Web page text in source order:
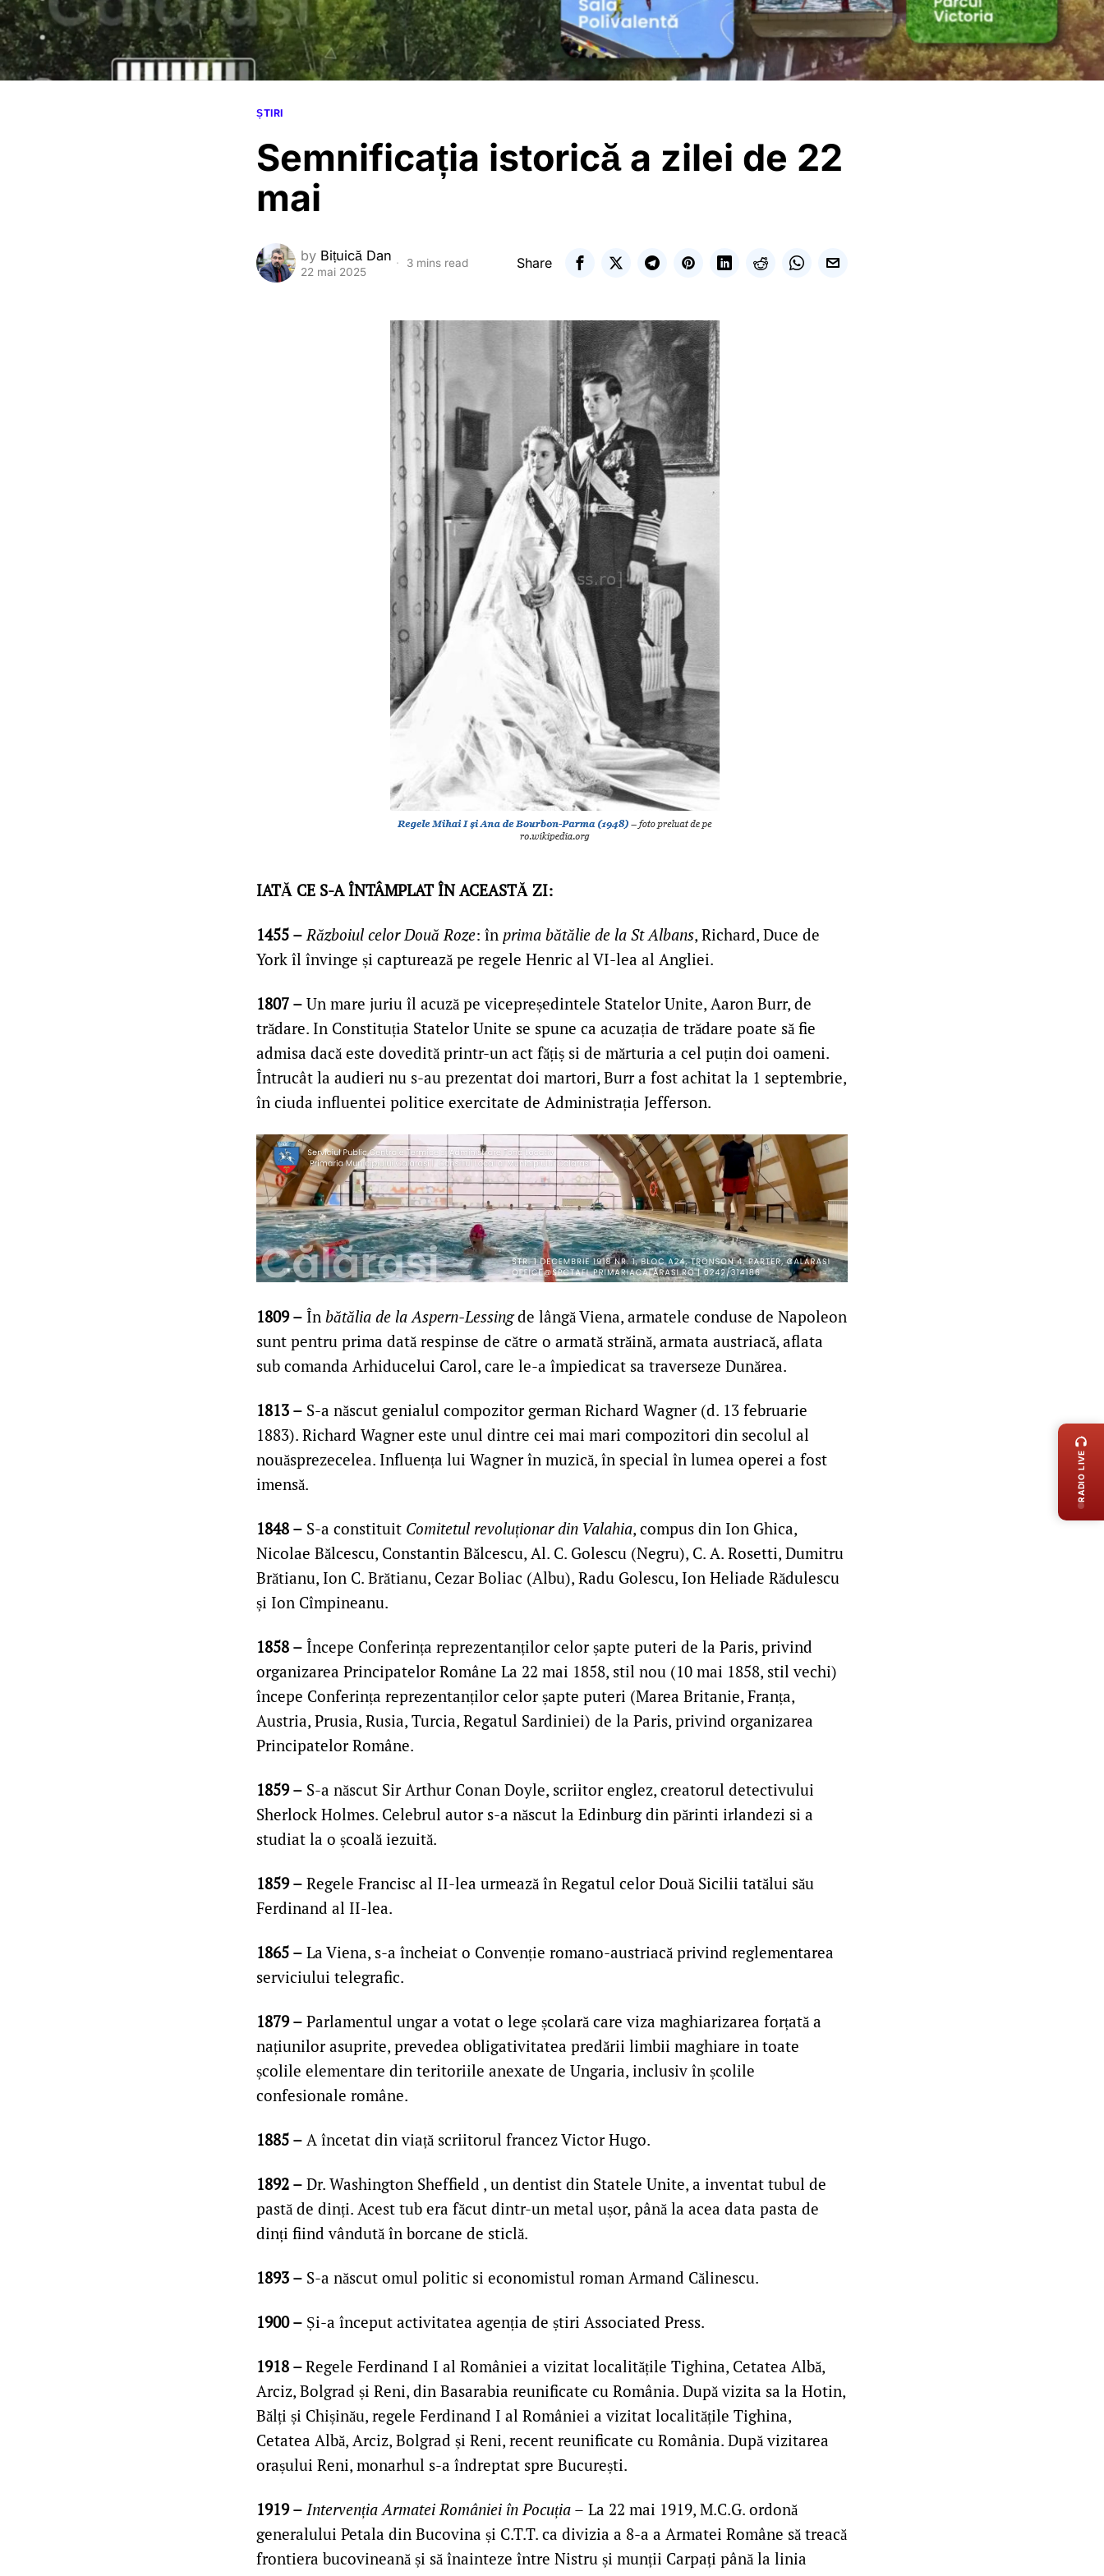
ȘTIRI
Semnificația istorică a zilei de 22
mai
by Bițuică Dan
22 mai 2025
3 mins read Share
IATĂ CE S-A ÎNTÂMPLAT ÎN ACEASTĂ ZI:
1455 – Războiul celor Două Roze: în prima bătălie de la St Albans, Richard, Duce de
York îl învinge și capturează pe regele Henric al VI-lea al Angliei.
1807 – Un mare juriu îl acuză pe vicepreședintele Statelor Unite, Aaron Burr, de
trădare. In Constituția Statelor Unite se spune ca acuzația de trădare poate să fie
admisa dacă este dovedită printr-un act fățiș si de mărturia a cel puțin doi oameni.
Întrucât la audieri nu s-au prezentat doi martori, Burr a fost achitat la 1 septembrie,
în ciuda influentei politice exercitate de Administrația Jefferson.
1809 – În bătălia de la Aspern-Lessingde lângă Viena, armatele conduse de Napoleon
sunt pentru prima dată respinse de către o armată străină, armata austriacă, aflata
sub comanda Arhiducelui Carol, care le-a împiedicat sa traverseze Dunărea.
1813 – S-a născut genialul compozitor german Richard Wagner (d. 13 februarie
1883). Richard Wagner este unul dintre cei mai mari compozitori din secolul al
nouăsprezecelea. Influența lui Wagner în muzică, în special în lumea operei a fost
imensă.
1848 – S-a constituit Comitetul revoluționar din Valahia, compus din Ion Ghica,
Nicolae Bălcescu, Constantin Bălcescu, Al. C. Golescu (Negru), C. A. Rosetti, Dumitru
Brătianu, Ion C. Brătianu, Cezar Boliac (Albu), Radu Golescu, Ion Heliade Rădulescu
și Ion Cîmpineanu.
1858 – Începe Conferința reprezentanților celor șapte puteri de la Paris, privind
organizarea Principatelor Române La 22 mai 1858, stil nou (10 mai 1858, stil vechi)
începe Conferința reprezentanților celor șapte puteri (Marea Britanie, Franța,
Austria, Prusia, Rusia, Turcia, Regatul Sardiniei) de la Paris, privind organizarea
Principatelor Române.
1859 – S-a născut Sir Arthur Conan Doyle, scriitor englez, creatorul detectivului
Sherlock Holmes. Celebrul autor s-a născut la Edinburg din părinti irlandezi si a
studiat la o școală iezuită.
1859 – Regele Francisc al II-lea urmează în Regatul celor Două Sicilii tatălui său
Ferdinand al II-lea.
1865 – La Viena, s-a încheiat o Convenție romano-austriacă privind reglementarea
serviciului telegrafic.
1879 – Parlamentul ungar a votat o lege școlară care viza maghiarizarea forțată a
națiunilor asuprite, prevedea obligativitatea predării limbii maghiare in toate
școlile elementare din teritoriile anexate de Ungaria, inclusiv în școlile
confesionale române.
1885 – A încetat din viață scriitorul francez Victor Hugo.
1892 – Dr. Washington Sheffield , un dentist din Statele Unite, a inventat tubul de
pastă de dinți. Acest tub era făcut dintr-un metal ușor, până la acea data pasta de
dinți fiind vândută în borcane de sticlă.
1893 – S-a născut omul politic si economistul roman Armand Călinescu.
1900 – Și-a început activitatea agenția de știri Associated Press.
1918 –Regele Ferdinand I al României a vizitat localitățile Tighina, Cetatea Albă,
Arciz, Bolgrad și Reni, din Basarabia reunificate cu România. După vizita sa la Hotin,
Bălți și Chișinău, regele Ferdinand I al României a vizitat localitățile Tighina,
Cetatea Albă, Arciz, Bolgrad și Reni, recent reunificate cu România. După vizitarea
orașului Reni, monarhul s-a îndreptat spre București.
1919 – Intervenția Armatei României în Pocuția – La 22 mai 1919, M.C.G. ordonă
generalului Petala din Bucovina și C.T.T. ca divizia a 8-a a Armatei Române să treacă
frontiera bucovineană și să înainteze între Nistru și munții Carpați până la linia
RADIO LIVE